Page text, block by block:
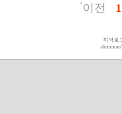
이전 1
지역로
shunman